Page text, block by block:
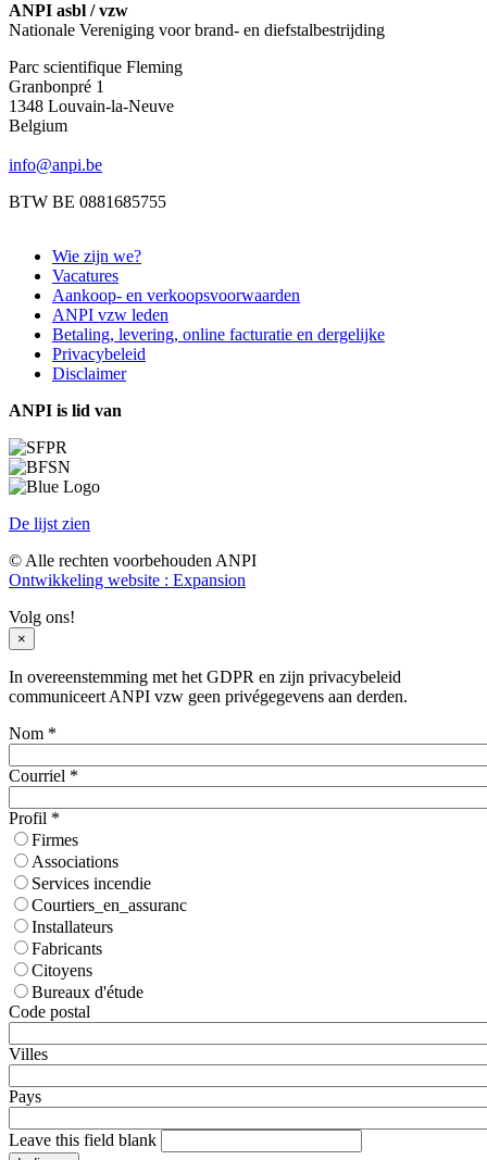
ANPI asbl / vzw
Nationale Vereniging voor brand- en diefstalbestrijding
Parc scientifique Fleming
Granbonpré 1
1348 Louvain-la-Neuve
Belgium
info@anpi.be
BTW BE 0881685755
Wie zijn we?
Vacatures
Aankoop- en verkoopsvoorwaarden
ANPI vzw leden
Betaling, levering, online facturatie en dergelijke
Privacybeleid
Disclaimer
ANPI is lid van
De lijst zien
© Alle rechten voorbehouden ANPI
Ontwikkeling website : Expansion
Volg ons!
×
In overeenstemming met het GDPR en zijn privacybeleid
communiceert ANPI vzw geen privégegevens aan derden.
Nom *
Courriel *
Profil *
Firmes
Associations
Services incendie
Courtiers_en_assuranc
Installateurs
Fabricants
Citoyens
Bureaux d'étude
Code postal
Villes
Pays
Leave this field blank